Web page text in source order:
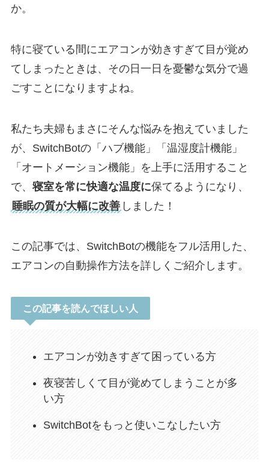
か。
特に寝ている間にエアコンが効きすぎて目が覚め
てしまったときは、その日一日を憂鬱な気分で過
ごすことになりますよね。
私たち夫婦もまさにそんな悩みを抱えていました
が、SwitchBotの「ハブ機能」「温湿度計機能」
「オートメーション機能」を上手に活用すること
で、 寝室を常に快適な温度に保てるようになり、
睡眠の質が大幅に改善 しました！
この記事では、SwitchBotの機能をフル活用した、
エアコンの自動操作方法を詳しくご紹介します。
この記事を読んでほしい人
エアコンが効きすぎて困っている方
夜寝苦しくて目が覚めてしまうことが多
い方
SwitchBotをもっと使いこなしたい方